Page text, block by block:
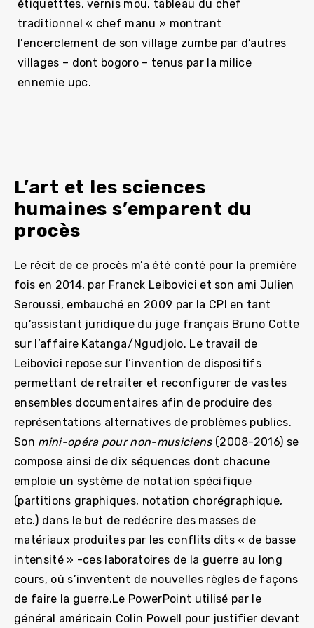
étiquetttes, vernis mou. tableau du chef
traditionnel « chef manu » montrant
l’encerclement de son village zumbe par d’autres
villages – dont bogoro – tenus par la milice
ennemie upc.
L’art et les sciences
humaines s’emparent du
procès
Le récit de ce procès m’a été conté pour la première
fois en 2014, par Franck Leibovici et son ami Julien
Seroussi, embauché en 2009 par la CPI en tant
qu’assistant juridique du juge français Bruno Cotte
sur l’affaire Katanga/Ngudjolo. Le travail de
Leibovici repose sur l’invention de dispositifs
permettant de retraiter et reconfigurer de vastes
ensembles documentaires afin de produire des
représentations alternatives de problèmes publics.
Son mini-opéra pour non-musiciens(2008-2016) se
compose ainsi de dix séquences dont chacune
emploie un système de notation spécifique
(partitions graphiques, notation chorégraphique,
etc.) dans le but de redécrire des masses de
matériaux produites par les conflits dits « de basse
intensité » -ces laboratoires de la guerre au long
cours, où s’inventent de nouvelles règles de façons
de faire la guerre.Le PowerPoint utilisé par le
général américain Colin Powell pour justifier devant